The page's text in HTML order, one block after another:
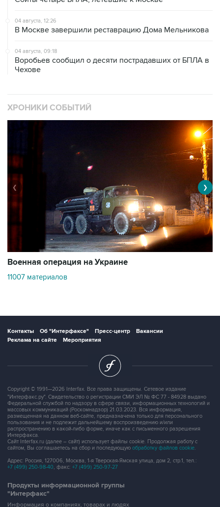
04 августа, 12:26
В Москве завершили реставрацию Дома Мельникова
04 августа, 09:18
Воробьев сообщил о десяти пострадавших от БПЛА в
Чехове
ХРОНИКИ СОБЫТИЙ
Военная операция на Украине
11007 материалов
❮ ❯
Контакты Об "Интерфаксе" Пресс-центр
Вакансии
Реклама на сайте
Мероприятия
Copyright © 1991—2026 Interfax. Все права защищены. Сетевое издание
"Интерфакс.ру". Свидетельство о регистрации СМИ ЭЛ № ФС 77 - 84928 выдано
Федеральной службой по надзору в сфере связи, информационных технологий и
массовых коммуникаций (Роскомнадзор) 21.03.2023. Вся информация,
размещенная на данном веб-сайте, предназначена только для персонального
пользования и не подлежит дальнейшему воспроизведению и/или
распространению в какой-либо форме, иначе как с письменного разрешения
Интерфакса.
Сайт Interfax.ru (далее – сайт) использует файлы cookie. Продолжая работу с
сайтом, Вы соглашаетесь на сбор и последующую обработку файлов cookie.
Адрес: Россия, 127006, Москва, 1-я Тверская-Ямская улица, дом 2, стр.1, тел.:
+7 (499) 250-98-40, факс: +7 (499) 250-97-27
Продукты информационной группы
"Интерфакс"
Информация о компаниях, товарах и людях